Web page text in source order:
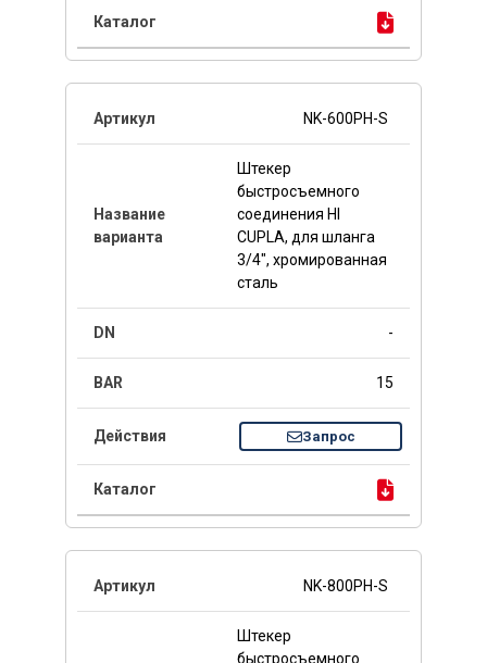
NK-600PH-S
Штекер
быстросъемного
соединения HI
CUPLA, для шланга
3/4", хромированная
сталь
-
15
Запрос
NK-800PH-S
Штекер
быстросъемного